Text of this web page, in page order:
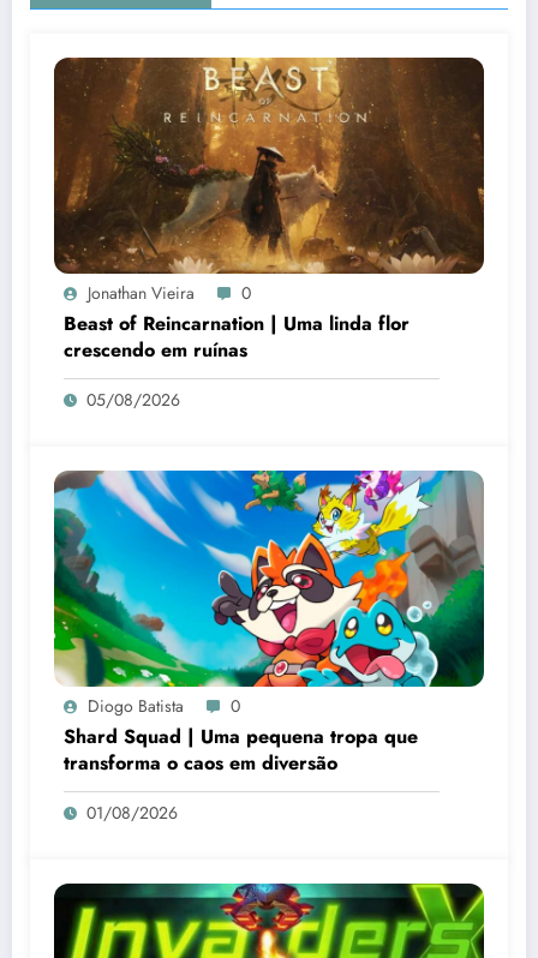
Jonathan Vieira 0
Beast of Reincarnation | Uma linda flor
crescendo em ruínas
05/08/2026
Diogo Batista 0
Shard Squad | Uma pequena tropa que
transforma o caos em diversão
01/08/2026